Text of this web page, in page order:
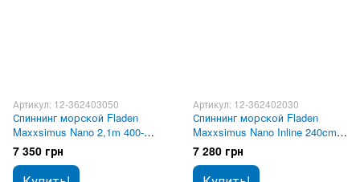
Артикул: 12-362403050
Спиннинг морской Fladen
Maxxsimus Nano 2,1m 400-
1000gr
7 350 грн
Артикул: 12-362402030
Спиннинг морской Fladen
Maxxsimus Nano Inline 240cm
20-30lb 300-800gr
7 280 грн